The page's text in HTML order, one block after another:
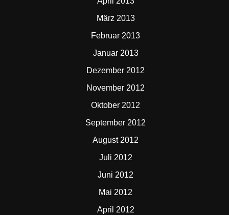
März 2013
Februar 2013
Januar 2013
Dezember 2012
November 2012
Oktober 2012
September 2012
August 2012
Juli 2012
Juni 2012
Mai 2012
April 2012